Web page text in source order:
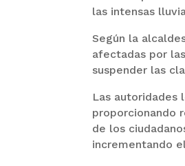
las intensas
Según la
afectadas por
suspender las
Las autoridades
proporcionando
de los
incrementando